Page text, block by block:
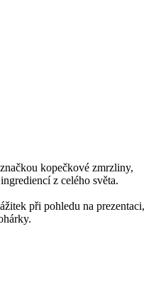
kopečkové zmrzliny,
z celého světa.
při pohledu na prezentaci,